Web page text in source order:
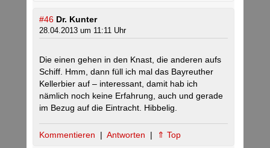
#46 Dr. Kunter
28.04.2013 um 11:11 Uhr
Die einen gehen in den Knast, die anderen aufs
Schiff. Hmm, dann füll ich mal das Bayreuther
Kellerbier auf – interessant, damit hab ich
nämlich noch keine Erfahrung, auch und gerade
im Bezug auf die Eintracht. Hibbelig.
Kommentieren | Antworten | ⇑ Top